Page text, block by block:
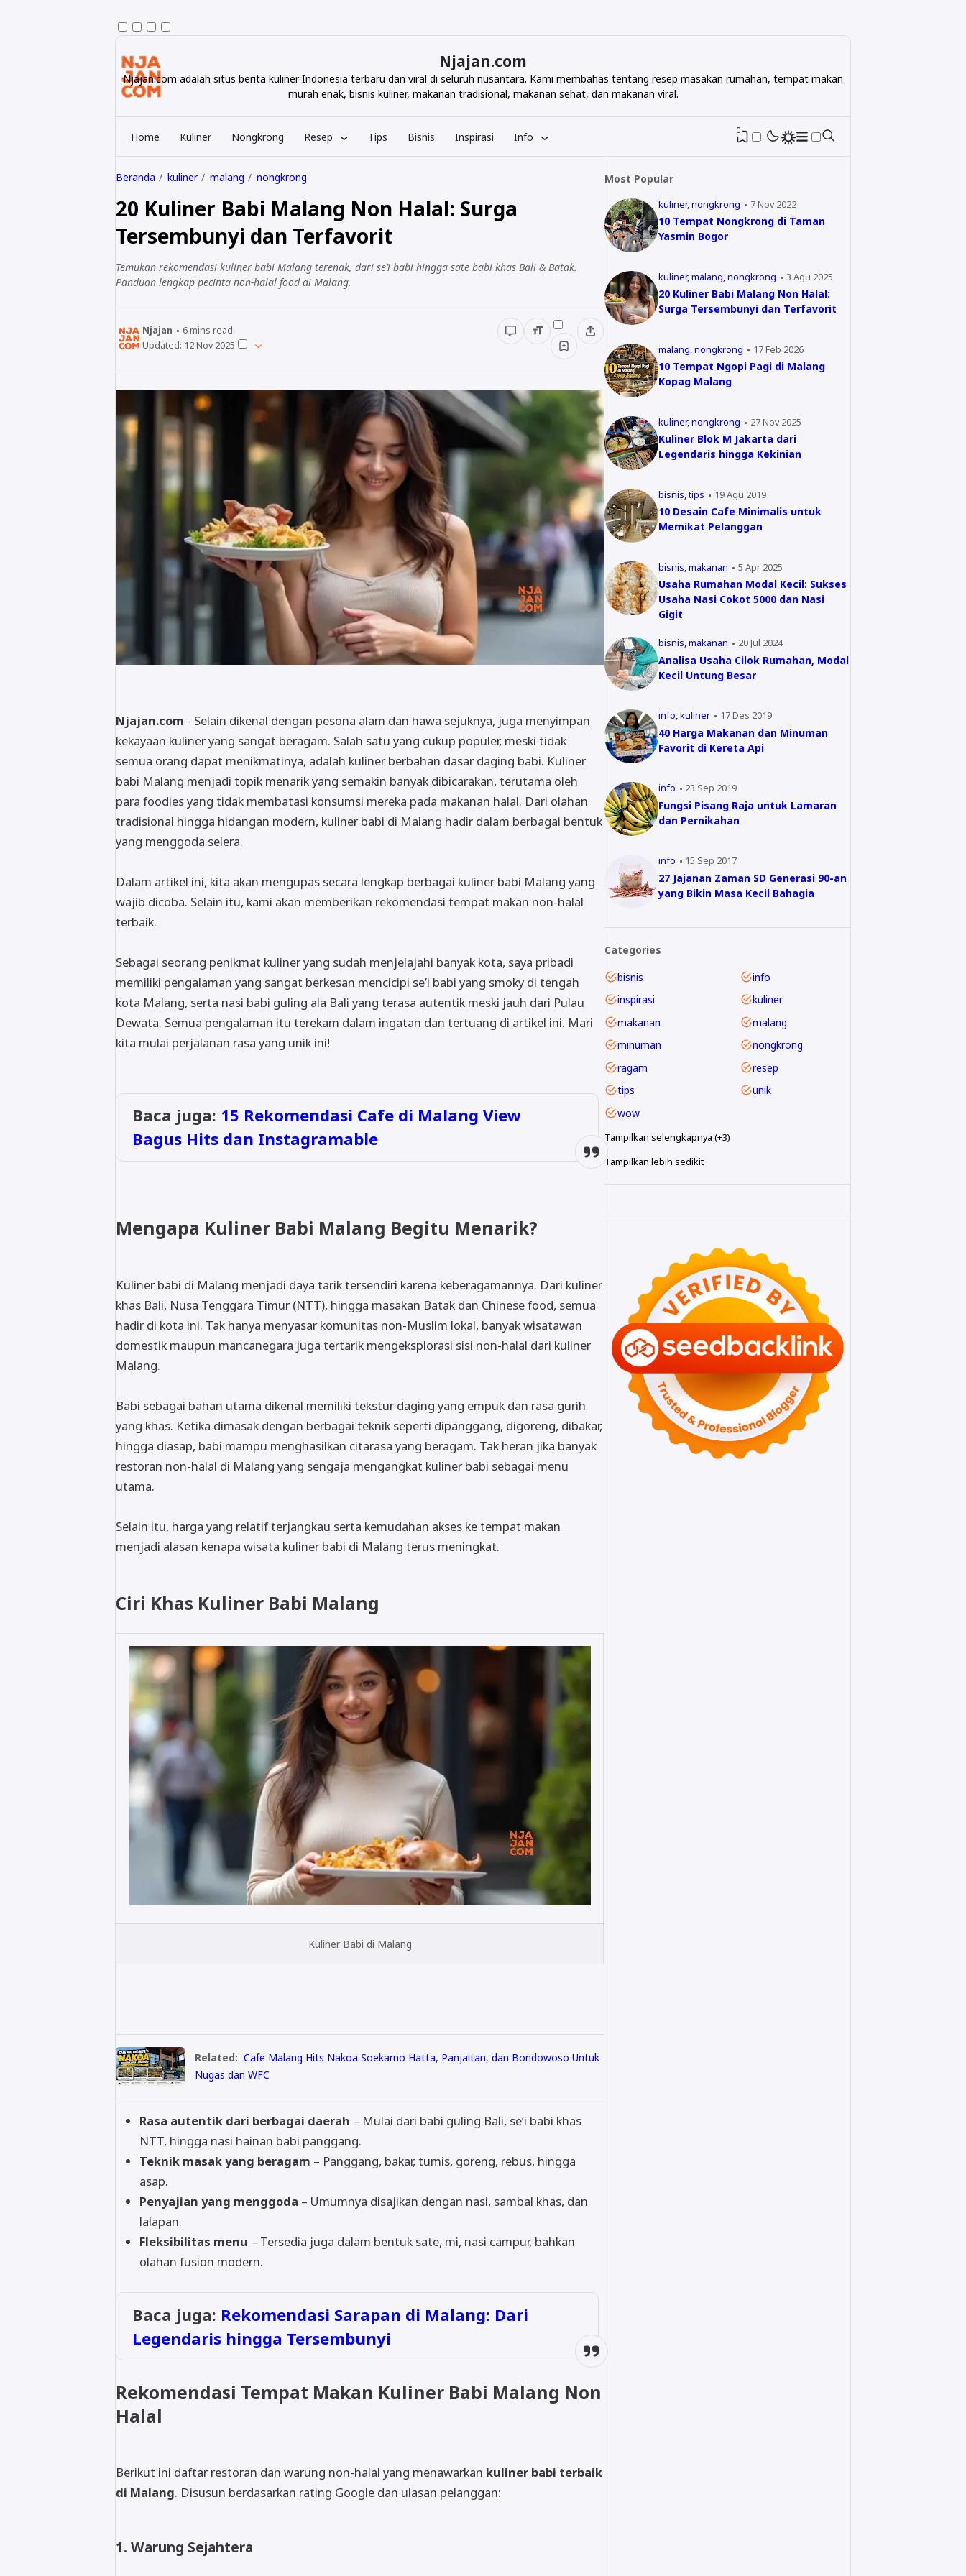
Njajan.com
Njajan.com adalah situs berita kuliner Indonesia terbaru dan viral di seluruh nusantara. Kami membahas tentang resep masakan rumahan, tempat makan
murah enak, bisnis kuliner, makanan tradisional, makanan sehat, dan makanan viral.
Home Kuliner Nongkrong Resep Tips Bisnis Inspirasi Info 0
Beranda kuliner malang nongkrong
20 Kuliner Babi Malang Non Halal: Surga
Tersembunyi dan Terfavorit
Temukan rekomendasi kuliner babi Malang terenak, dari se’i babi hingga sate babi khas Bali & Batak.
Panduan lengkap pecinta non-halal food di Malang.
Njajan 6mins read
Updated: 12 Nov 2025
Njajan.com - Selain dikenal dengan pesona alam dan hawa sejuknya, juga menyimpan
kekayaan kuliner yang sangat beragam. Salah satu yang cukup populer, meski tidak
semua orang dapat menikmatinya, adalah kuliner berbahan dasar daging babi. Kuliner
babi Malang menjadi topik menarik yang semakin banyak dibicarakan, terutama oleh
para foodies yang tidak membatasi konsumsi mereka pada makanan halal. Dari olahan
tradisional hingga hidangan modern, kuliner babi di Malang hadir dalam berbagai bentuk
yang menggoda selera.
Dalam artikel ini, kita akan mengupas secara lengkap berbagai kuliner babi Malang yang
wajib dicoba. Selain itu, kami akan memberikan rekomendasi tempat makan non-halal
terbaik.
Sebagai seorang penikmat kuliner yang sudah menjelajahi banyak kota, saya pribadi
memiliki pengalaman yang sangat berkesan mencicipi se’i babi yang smoky di tengah
kota Malang, serta nasi babi guling ala Bali yang terasa autentik meski jauh dari Pulau
Dewata. Semua pengalaman itu terekam dalam ingatan dan tertuang di artikel ini. Mari
kita mulai perjalanan rasa yang unik ini!
Baca juga: 15 Rekomendasi Cafe di Malang View
Bagus Hits dan Instagramable
Mengapa Kuliner Babi Malang Begitu Menarik?
Kuliner babi di Malang menjadi daya tarik tersendiri karena keberagamannya. Dari kuliner
khas Bali, Nusa Tenggara Timur (NTT), hingga masakan Batak dan Chinese food, semua
hadir di kota ini. Tak hanya menyasar komunitas non-Muslim lokal, banyak wisatawan
domestik maupun mancanegara juga tertarik mengeksplorasi sisi non-halal dari kuliner
Malang.
Babi sebagai bahan utama dikenal memiliki tekstur daging yang empuk dan rasa gurih
yang khas. Ketika dimasak dengan berbagai teknik seperti dipanggang, digoreng, dibakar,
hingga diasap, babi mampu menghasilkan citarasa yang beragam. Tak heran jika banyak
restoran non-halal di Malang yang sengaja mengangkat kuliner babi sebagai menu
utama.
Selain itu, harga yang relatif terjangkau serta kemudahan akses ke tempat makan
menjadi alasan kenapa wisata kuliner babi di Malang terus meningkat.
Ciri Khas Kuliner Babi Malang
Kuliner Babi di Malang
Related: Cafe Malang Hits Nakoa Soekarno Hatta, Panjaitan, dan Bondowoso Untuk
Nugas dan WFC
Rasa autentik dari berbagai daerah – Mulai dari babi guling Bali, se’i babi khas
NTT, hingga nasi hainan babi panggang.
Teknik masak yang beragam – Panggang, bakar, tumis, goreng, rebus, hingga
asap.
Penyajian yang menggoda – Umumnya disajikan dengan nasi, sambal khas, dan
lalapan.
Fleksibilitas menu – Tersedia juga dalam bentuk sate, mi, nasi campur, bahkan
olahan fusion modern.
Baca juga: Rekomendasi Sarapan di Malang: Dari
Legendaris hingga Tersembunyi
Rekomendasi Tempat Makan Kuliner Babi Malang Non
Halal
Berikut ini daftar restoran dan warung non-halal yang menawarkan kuliner babi terbaik
di Malang. Disusun berdasarkan rating Google dan ulasan pelanggan:
1. Warung Sejahtera
Most Popular
kuliner nongkrong 7 Nov 2022
10 Tempat Nongkrong di Taman
Yasmin Bogor
kuliner malang nongkrong 3 Agu 2025
20 Kuliner Babi Malang Non Halal:
Surga Tersembunyi dan Terfavorit
malang nongkrong 17 Feb 2026
10 Tempat Ngopi Pagi di Malang
Kopag Malang
kuliner nongkrong 27 Nov 2025
Kuliner Blok M Jakarta dari
Legendaris hingga Kekinian
bisnis tips 19 Agu 2019
10 Desain Cafe Minimalis untuk
Memikat Pelanggan
bisnis makanan 5 Apr 2025
Usaha Rumahan Modal Kecil: Sukses
Usaha Nasi Cokot 5000 dan Nasi
Gigit
bisnis makanan 20 Jul 2024
Analisa Usaha Cilok Rumahan, Modal
Kecil Untung Besar
info kuliner 17 Des 2019
40 Harga Makanan dan Minuman
Favorit di Kereta Api
info 23 Sep 2019
Fungsi Pisang Raja untuk Lamaran
dan Pernikahan
info 15 Sep 2017
27 Jajanan Zaman SD Generasi 90-an
yang Bikin Masa Kecil Bahagia
Categories
bisnis
info
inspirasi
kuliner
makanan
malang
minuman
nongkrong
ragam
resep
tips
unik
wow
Tampilkan selengkapnya (+3)
Tampilkan lebih sedikit